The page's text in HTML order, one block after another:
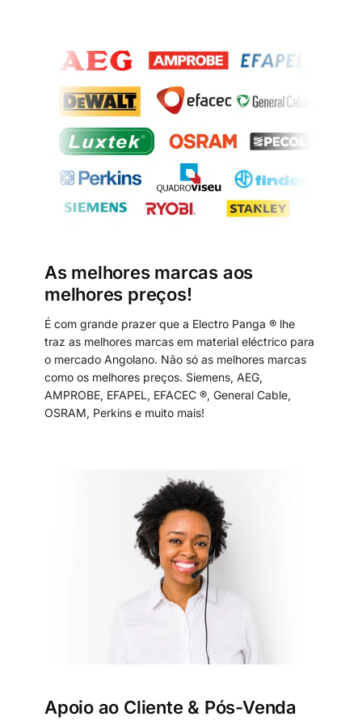
As melhores marcas aos
melhores preços!
É com grande prazer que a Electro Panga ® lhe
traz as melhores marcas em material eléctrico para
o mercado Angolano. Não só as melhores marcas
como os melhores preços. Siemens, AEG,
AMPROBE, EFAPEL, EFACEC ®, General Cable,
OSRAM, Perkins e muito mais!
Apoio ao Cliente & Pós-Venda